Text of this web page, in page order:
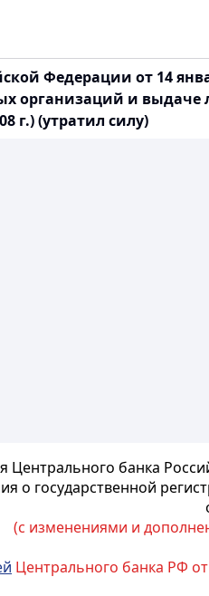
Федерации от 14
организаций и
г.) (утратил силу)
Центрального банка
о государственной
(с изменениями и
Центрального банка РФ